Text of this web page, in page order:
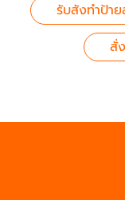
รับสังทำป้า
สั่